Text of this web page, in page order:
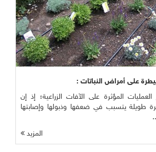
على أمراض النباتات :
المؤثرة على الآفات الزراعية؛ إذ إن
طويلة يتسبب في ضعفها وذبولها وإصابتها
المزيد